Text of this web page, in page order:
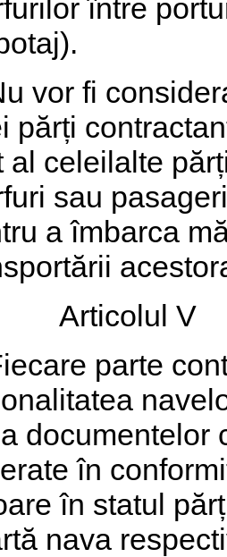
între
vor fi
părți
al celeilalte
sau
a îmbarca
Articolul V
parte
documentelor
în
în statul
nava